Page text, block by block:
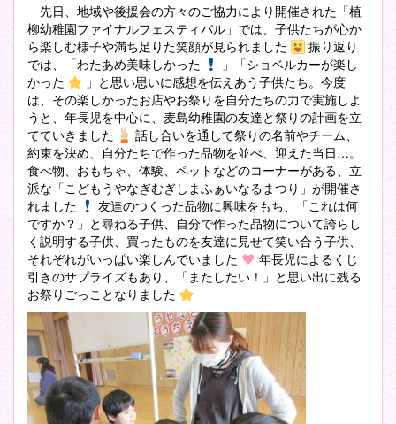
先日、地域や後援会の方々のご協力により開催された「植
柳幼稚園ファイナルフェスティバル」では、子供たちが心か
ら楽しむ様子や満ち足りた笑顔が見られました
振り返り
では、「わたあめ美味しかった
」「ショベルカーが楽し
かった
」と思い思いに感想を伝えあう子供たち。今度
は、その楽しかったお店やお祭りを自分たちの力で実施しよ
うと、年長児を中心に、麦島幼稚園の友達と祭りの計画を立
てていきました
話し合いを通して祭りの名前やチーム、
約束を決め、自分たちで作った品物を並べ、迎えた当日…。
食べ物、おもちゃ、体験、ペットなどのコーナーがある、立
派な「こどもうやなぎむぎしまふぁいなるまつり」が開催さ
れました
友達のつくった品物に興味をもち、「これは何
ですか？」と尋ねる子供、自分で作った品物について誇らし
く説明する子供、買ったものを友達に見せて笑い合う子供、
それぞれがいっぱい楽しんでいました
年長児によるくじ
引きのサプライズもあり、「またしたい！」と思い出に残る
お祭りごっことなりました